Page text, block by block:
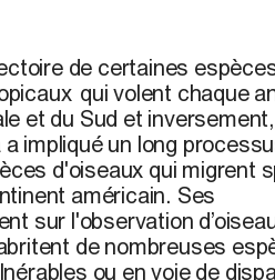
de certaines
qui volent chaque
et du Sud et
impliqué un long
d'oiseaux qui migrent
américain. Ses
sur l'observation
de nombreuses
ou en voie de